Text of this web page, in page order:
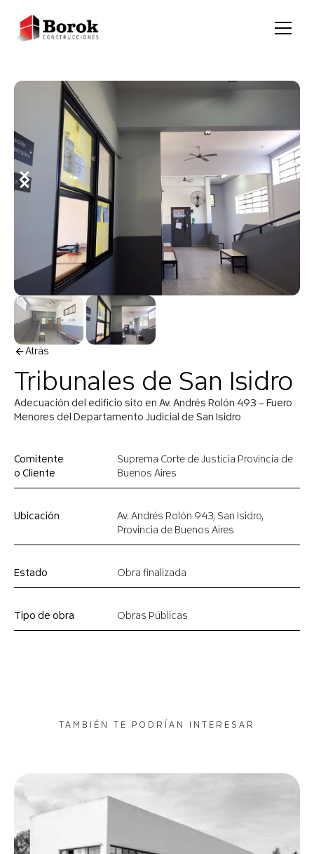
Atrás
Tribunales de San Isidro
Adecuación del edificio sito en Av. Andrés Rolón 493 – Fuero
Menores del Departamento Judicial de San Isidro
Comitente
o Cliente
Suprema Corte de Justicia Provincia de
Buenos Aires
Ubicación
Av. Andrés Rolón 943, San Isidro,
Provincia de Buenos Aires
Estado Obra finalizada
Tipo de obra Obras Públicas
TAMBIÉN TE PODRÍAN INTERESAR